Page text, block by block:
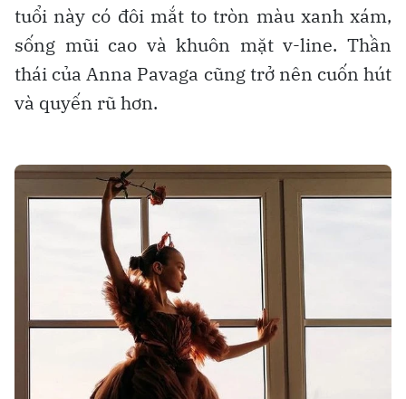
tuổi này có đôi mắt to tròn màu xanh xám,
sống mũi cao và khuôn mặt v-line. Thần
thái của Anna Pavaga cũng trở nên cuốn hút
và quyến rũ hơn.